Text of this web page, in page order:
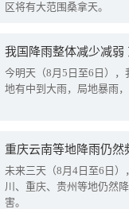
区将有大范围桑拿天。
我国降雨整体减少减弱
今明天（8月5日至6日）
地有中到大雨，局地暴雨
重庆云南等地降雨仍然
未来三天（8月4日至6日
川、重庆、贵州等地仍然
害。